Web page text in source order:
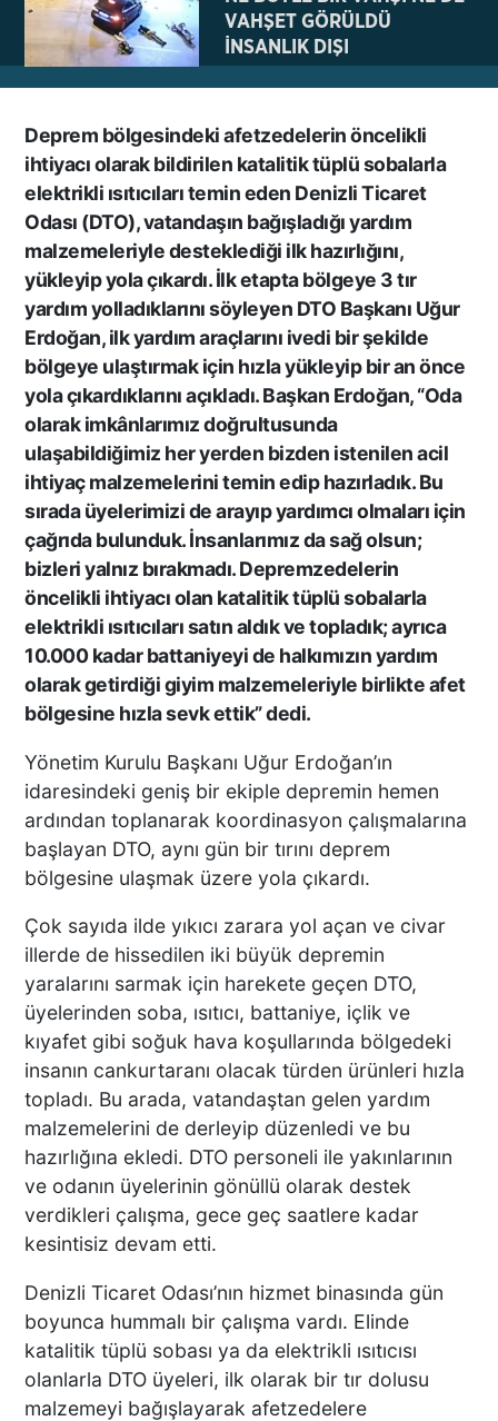
VAHŞET GÖRÜLDÜ
İNSANLIK DIŞI
AZRAİL’E “ELDEN SONRA
GEL” DEDİ! OKEYE DEVAM
ETTİ
DENİZLİ’DEN TATİLE GİDEN
GRUBUN GÖZÜ ÖNÜNDE
TEKNE ÇALIŞANLARI
BİRBİRİNE GİRDİ!
ÜNLÜ YÖNETMEN EZEL
AKAY’A ŞOK OPERASYON!
KARDEŞİYLE GÖZALTINA
ALINDI
DENİZLİ’DE ÇARPIŞMANIN
ŞİDDETİYLE SAVRULDU! 5
ARAÇ HASAR GÖRDÜ
SÜRAT ÜYE VE ESNAF
ZİYARETLERİNE DEVAM
EDİYOR
Macron’lu Tanıtım Filmi
DENİZLİ’DE YAĞMUR
TRAFİĞİ BU HALE GETİRDİ
DENİZLİ BAROSU VE
AVUKATLARIN
İŞYERLERİNDE ARAMA
KEKİK ÜRETİCİLERİNİN
UMUDU ALTUNTAŞ
BAHARAT ŞENLİKTE DE
YANLARINDAYDI
Deprem bölgesindeki afetzedelerin öncelikli
ihtiyacı olarak bildirilen katalitik tüplü sobalarla
elektrikli ısıtıcıları temin eden Denizli Ticaret
Odası (DTO), vatandaşın bağışladığı yardım
malzemeleriyle desteklediği ilk hazırlığını,
yükleyip yola çıkardı. İlk etapta bölgeye 3 tır
yardım yolladıklarını söyleyen DTO Başkanı Uğur
Erdoğan, ilk yardım araçlarını ivedi bir şekilde
bölgeye ulaştırmak için hızla yükleyip bir an önce
yola çıkardıklarını açıkladı. Başkan Erdoğan, “Oda
olarak imkânlarımız doğrultusunda
ulaşabildiğimiz her yerden bizden istenilen acil
ihtiyaç malzemelerini temin edip hazırladık. Bu
sırada üyelerimizi de arayıp yardımcı olmaları için
çağrıda bulunduk. İnsanlarımız da sağ olsun;
bizleri yalnız bırakmadı. Depremzedelerin
öncelikli ihtiyacı olan katalitik tüplü sobalarla
elektrikli ısıtıcıları satın aldık ve topladık; ayrıca
10.000 kadar battaniyeyi de halkımızın yardım
olarak getirdiği giyim malzemeleriyle birlikte afet
bölgesine hızla sevk ettik” dedi.
Yönetim Kurulu Başkanı Uğur Erdoğan’ın
idaresindeki geniş bir ekiple depremin hemen
ardından toplanarak koordinasyon çalışmalarına
başlayan DTO, aynı gün bir tırını deprem
bölgesine ulaşmak üzere yola çıkardı.
Çok sayıda ilde yıkıcı zarara yol açan ve civar
illerde de hissedilen iki büyük depremin
yaralarını sarmak için harekete geçen DTO,
üyelerinden soba, ısıtıcı, battaniye, içlik ve
kıyafet gibi soğuk hava koşullarında bölgedeki
insanın cankurtaranı olacak türden ürünleri hızla
topladı. Bu arada, vatandaştan gelen yardım
malzemelerini de derleyip düzenledi ve bu
hazırlığına ekledi. DTO personeli ile yakınlarının
ve odanın üyelerinin gönüllü olarak destek
verdikleri çalışma, gece geç saatlere kadar
kesintisiz devam etti.
Denizli Ticaret Odası’nın hizmet binasında gün
boyunca hummalı bir çalışma vardı. Elinde
katalitik tüplü sobası ya da elektrikli ısıtıcısı
olanlarla DTO üyeleri, ilk olarak bir tır dolusu
malzemeyi bağışlayarak afetzedelere